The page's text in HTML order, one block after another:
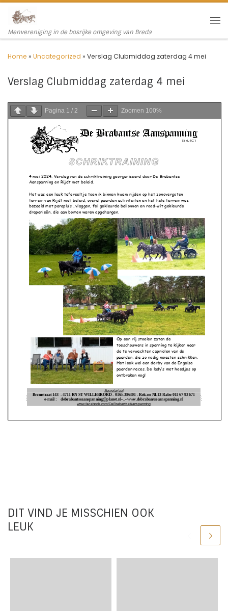
Ga naar inhoud
Menvereniging in de bosrijke omgeving van Breda
Home » Uncategorized » Verslag Clubmiddag zaterdag 4 mei
Verslag Clubmiddag zaterdag 4 mei
Pagina 1 / 2 Zoomen 100%
DIT VIND JE MISSCHIEN OOK
LEUK